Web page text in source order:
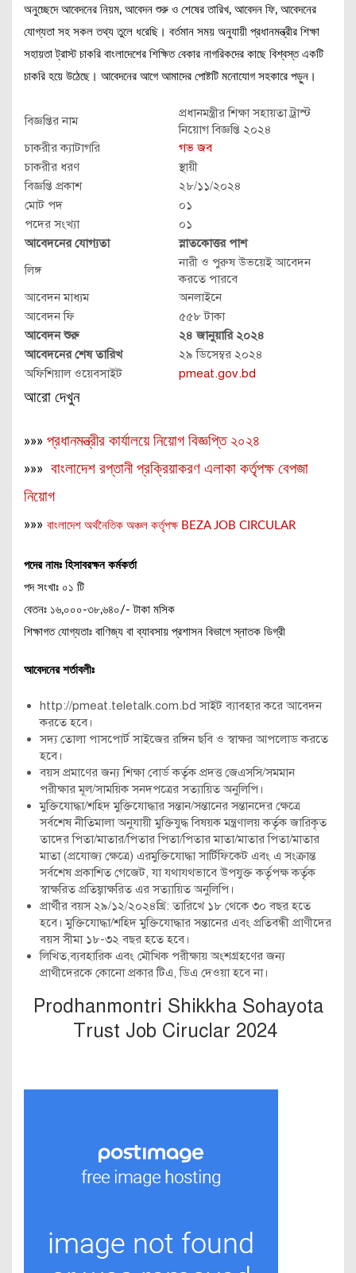
অনুচ্ছেদে আবেদনের নিয়ম, আবেদন শুরু ও শেষের তারিখ, আবেদন ফি, আবেদনের
যোগ্যতা সহ সকল তথ্য তুলে ধরেছি। বর্তমান সময় অনুযায়ী প্রধানমন্ত্রীর শিক্ষা
সহায়তা ট্রাস্ট চাকরি বাংলাদেশের শিক্ষিত বেকার নাগরিকদের কাছে বিশ্বস্ত একটি
চাকরি হয়ে উঠেছে। আবেদনের আগে আমাদের পোষ্টটি মনোযোগ সহকারে পড়ুন।
বিজ্ঞপ্তির নাম
প্রধানমন্ত্রীর শিক্ষা সহায়তা ট্রাস্ট
নিয়োগ বিজ্ঞপ্তি ২০২৪
চাকরীর ক্যাটাগরি
গভ জব
চাকরীর ধরণ
স্থায়ী
বিজ্ঞপ্তি প্রকাশ
২৮/১১/২০২৪
মোট পদ
০১
পদের সংখ্যা
০১
আবেদনের যোগ্যতা
স্নাতকোত্তর পাশ
লিঙ্গ
নারী ও পুরুষ উভয়েই আবেদন
করতে পারবে
আবেদন মাধ্যম
অনলাইনে
আবেদন ফি
৫৫৮ টাকা
আবেদন শুরু
২৪ জানুয়ারি ২০২৪
আবেদনের শেষ তারিখ
২৯ ডিসেম্বর ২০২৪
অফিশিয়াল ওয়েবসাইট
pmeat.gov.bd
আরো দেখুন
»»» প্রধানমন্ত্রীর কার্যালয়ে নিয়োগ বিজ্ঞপ্তি ২০২৪
»»» বাংলাদেশ রপ্তানী প্রক্রিয়াকরণ এলাকা কর্তৃপক্ষ বেপজা
নিয়োগ
»»» বাংলাদেশ অর্থনৈতিক অঞ্চল কর্তৃপক্ষ BEZA JOB CIRCULAR
পদের নামঃ হিসাবরক্ষন কর্মকর্তা
পদ সংখাঃ ০১ টি
বেতনঃ ১৬,০০০-৩৮,৬৪০/- টাকা মসিক
শিক্ষাগত যোগ্যতাঃ বাণিজ্য বা ব্যাবসায় প্রশাসন বিভাগে স্নাতক ডিগ্রী
আবেদনের শর্তাবলীঃ
http://pmeat.teletalk.com.bd সাইট ব্যাবহার করে আবেদন
করতে হবে।
সদ্য তোলা পাসপোর্ট সাইজের রঙ্গিন ছবি ও স্বাক্ষর আপলোড করতে
হবে।
বয়স প্রমাণের জন্য শিক্ষা বোর্ড কর্তৃক প্রদত্ত জেএসসি/সমমান
পরীক্ষার মূল/সাময়িক সনদপত্রের সত্যায়িত অনুলিপি।
মুক্তিযোদ্ধা/শহিদ মুক্তিযোদ্ধার সন্তান/সন্তানের সন্তানদের ক্ষেত্রে
সর্বশেষ নীতিমালা অনুযায়ী মুক্তিযুদ্ধ বিষয়ক মন্ত্রণালয় কর্তৃক জারিকৃত
তাদের পিতা/মাতার/পিতার পিতা/পিতার মাতা/মাতার পিতা/মাতার
মাতা (প্রযোজ্য ক্ষেত্রে) এরমুক্তিযোদ্ধা সার্টিফিকেট এবং এ সংক্রান্ত
সর্বশেষ প্রকাশিত গেজেট, যা যথাযথভাবে উপযুক্ত কর্তৃপক্ষ কর্তৃক
স্বাক্ষরিত প্রতিষ্বাক্ষরিত এর সত্যায়িত অনুলিপি।
প্রার্থীর বয়স ২৯/১২/২০২৪খ্রি: তারিখে ১৮ থেকে ৩০ বছর হতে
হবে। মুক্তিযোদ্ধা/শহিদ মুক্তিযোদ্ধার সন্তানের এবং প্রতিবন্ধী প্রাণীদের
বয়স সীমা ১৮-৩২ বছর হতে হবে।
লিখিত,ব্যবহারিক এবং মৌখিক পরীক্ষায় অংশগ্রহণের জন্য
প্রাথীদেরকে কোনো প্রকার টিএ, ডিএ দেওয়া হবে না।
Prodhanmontri Shikkha Sohayota
Trust Job Ciruclar 2024